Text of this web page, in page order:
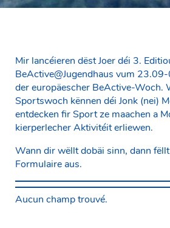
Mir lancéieren dëst Joer déi 3.
BeActive@Jugendhaus vum
der europäescher BeActive-Woch.
Sportswoch kënnen déi Jonk (nei)
entdecken fir Sport ze maachen a
kierperlecher Aktivitéit erliewen.
Wann dir wëllt dobäi sinn, dann
Formulaire aus.
Aucun champ trouvé.